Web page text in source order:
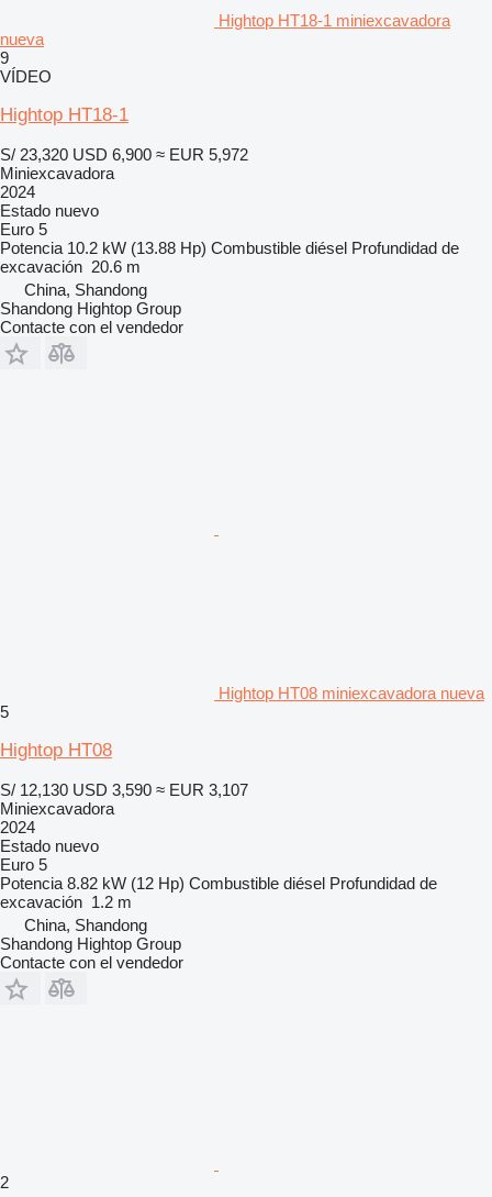
Hightop HT18-1 miniexcavadora
nueva
9
VÍDEO
Hightop HT18-1
S/ 23,320 USD 6,900 ≈ EUR 5,972
Miniexcavadora
2024
Estado nuevo
Euro 5
Potencia 10.2 kW (13.88 Hp) Combustible diésel Profundidad de
excavación 20.6 m
China, Shandong
Shandong Hightop Group
Contacte con el vendedor
Hightop HT08 miniexcavadora nueva
5
Hightop HT08
S/ 12,130 USD 3,590 ≈ EUR 3,107
Miniexcavadora
2024
Estado nuevo
Euro 5
Potencia 8.82 kW (12 Hp) Combustible diésel Profundidad de
excavación 1.2 m
China, Shandong
Shandong Hightop Group
Contacte con el vendedor
2